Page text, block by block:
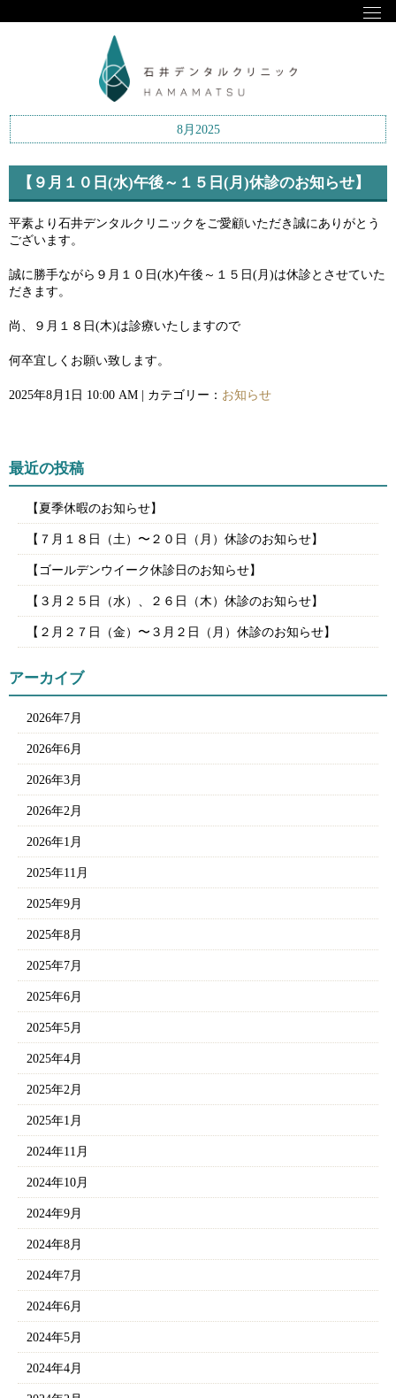
8月2025
【９月１０日(水)午後～１５日(月)休診のお知らせ】
平素より石井デンタルクリニックをご愛顧いただき誠にありがとう
ございます。
誠に勝手ながら９月１０日(水)午後～１５日(月)は休診とさせていた
だきます。
尚、９月１８日(木)は診療いたしますので
何卒宜しくお願い致します。
2025年8月1日 10:00 AM | カテゴリー： お知らせ
最近の投稿
【夏季休暇のお知らせ】
【７月１８日（土）〜２０日（月）休診のお知らせ】
【ゴールデンウイーク休診日のお知らせ】
【３月２５日（水）、２６日（木）休診のお知らせ】
【２月２７日（金）〜３月２日（月）休診のお知らせ】
アーカイブ
2026年7月
2026年6月
2026年3月
2026年2月
2026年1月
2025年11月
2025年9月
2025年8月
2025年7月
2025年6月
2025年5月
2025年4月
2025年2月
2025年1月
2024年11月
2024年10月
2024年9月
2024年8月
2024年7月
2024年6月
2024年5月
2024年4月